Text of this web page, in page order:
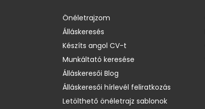
Önéletrajzom
Álláskeresés
Készíts angol CV-t
Munkáltató keresése
Álláskeresői Blog
Álláskeresői hírlevél feliratkozás
Letölthető önéletrajz sablonok